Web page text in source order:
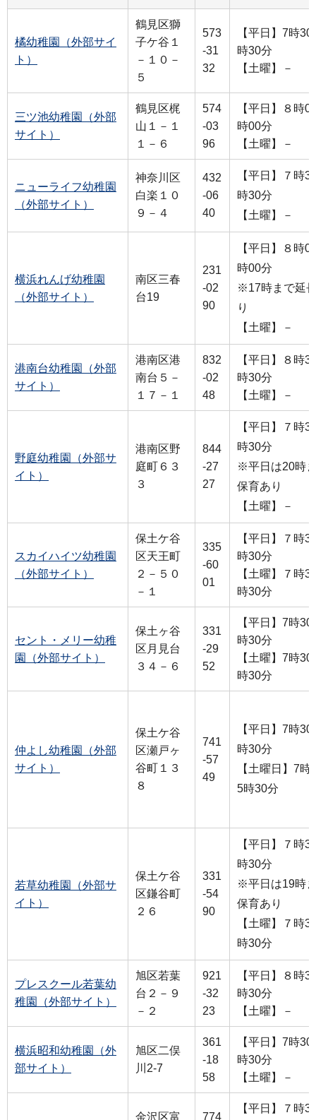
橘幼稚園（外部サイ
ト）
鶴見区獅
子ケ谷１
－１０－
５
573
-31
32
【平日】7時
時30分
【土曜】－
三ツ池幼稚園（外部
サイト）
鶴見区梶
山１－１
１－６
574
-03
96
【平日】８時
時00分
【土曜】－
ニューライフ幼稚園
（外部サイト）
神奈川区
白楽１０
９－４
432
-06
40
【平日】７時
時30分
【土曜】－
横浜れんげ幼稚園
（外部サイト）
南区三春
台19
231
-02
90
【平日】８時
時00分
※17時まで延
り
【土曜】－
港南台幼稚園（外部
サイト）
港南区港
南台５－
１７－１
832
-02
48
【平日】８時
時30分
【土曜】－
野庭幼稚園（外部サ
イト）
港南区野
庭町６３
３
844
-27
27
【平日】７時
時30分
※平日は20時
保育あり
【土曜】－
スカイハイツ幼稚園
（外部サイト）
保土ケ谷
区天王町
２－５０
－１
335
-60
01
【平日】７時
時30分
【土曜】７時
時30分
セント・メリー幼稚
園（外部サイト）
保土ヶ谷
区月見台
３４－６
331
-29
52
【平日】7時
時30分
【土曜】7時
時30分
仲よし幼稚園（外部
サイト）
保土ケ谷
区瀬戸ヶ
谷町１３
８
741
-57
49
【平日】7時
時30分
【土曜日】7
5時30分
若草幼稚園（外部サ
イト）
保土ケ谷
区鎌谷町
２６
331
-54
90
【平日】７時
時30分
※平日は19時
保育あり
【土曜】７時
時30分
プレスクール若葉幼
稚園（外部サイト）
旭区若葉
台２－９
－２
921
-32
23
【平日】８時
時30分
【土曜】－
横浜昭和幼稚園（外
部サイト）
旭区二俣
川2-7
361
-18
58
【平日】7時
時30分
【土曜】－
金沢区富 774
【平日】７時